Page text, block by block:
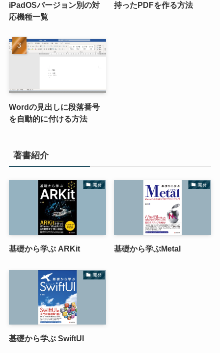
iPadOSバージョン別の対
応機種一覧
持ったPDFを作る方法
Wordの見出しに段落番号
を自動的に付ける方法
著書紹介
開発
基礎から学ぶ ARKit
開発
基礎から学ぶMetal
開発
基礎から学ぶ SwiftUI